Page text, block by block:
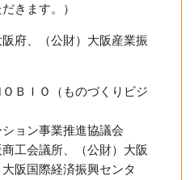
きます。）
公財）大阪産業振
（ものづくりビジ
ョン事業推進協議会
商工会議所、（公財）大阪
阪国際経済振興センタ